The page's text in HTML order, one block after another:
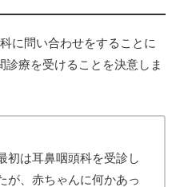
に問い合わせをすることに
診療を受けることを決意しま
初は耳鼻咽頭科を受診し
が、赤ちゃんに何かあっ